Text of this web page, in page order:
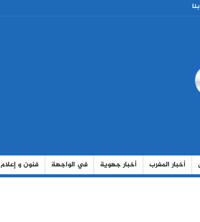
أخبار المغرب أخبار جهوية في الواجهة فنون و إعلام